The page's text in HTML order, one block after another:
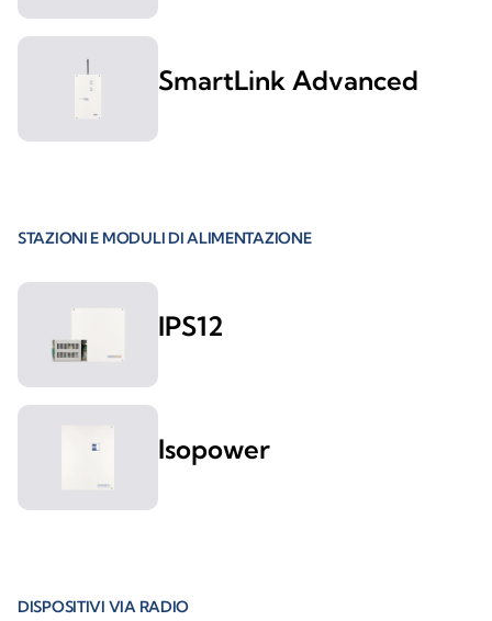
SmartLink Advanced
STAZIONI E MODULI DI ALIMENTAZIONE
IPS12
Isopower
DISPOSITIVI VIA RADIO